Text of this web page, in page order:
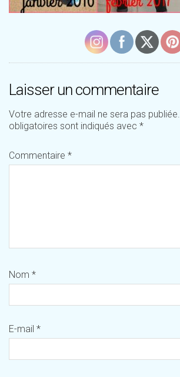
Laisser un commentaire
Votre adresse e-mail ne sera pas publiée.
obligatoires sont indiqués avec *
Commentaire *
Nom *
E-mail *